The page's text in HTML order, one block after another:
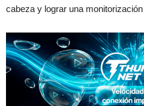
cabeza y lograr una